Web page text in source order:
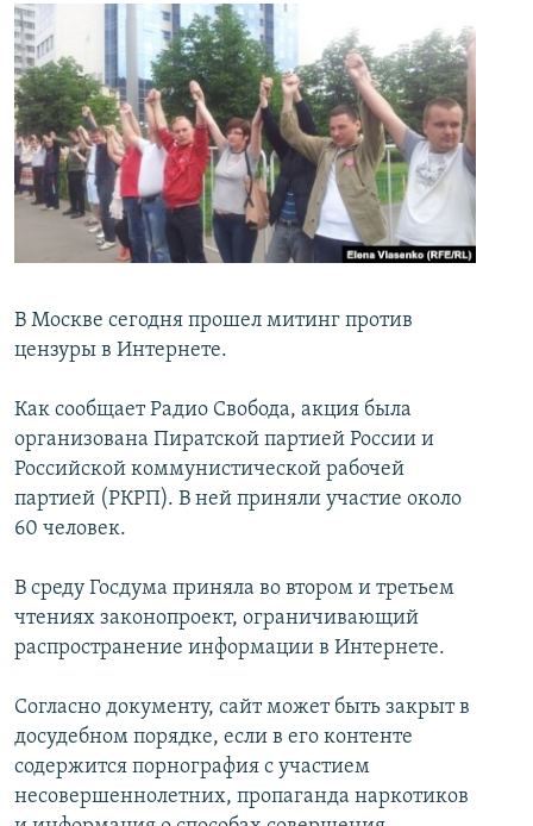
ARAŞDIRMA
MULTIMEDIA
VIDEO
FOTOQALEREYA
İNFOQRAFIKA
KARIKATURA
RADIO ARXIV
OXU ZALI
AZƏRBAYCAN ƏDƏBIYYATI KITABXANASI
İSLAM VƏ DEMOKRATIYA
HAQQIMIZDA
MISSIYAMIZ
PEŞƏ ETIKASI VƏ JURNALISTIKA STANDARTLARIMIZ
AZADLIQRADIOSU MOBIL TELEFONUNUZDA
BIZIMLƏ ƏLAQƏ
XƏBƏR BÜLLETENLƏRIMIZ
BIZI IZLƏ
RFE/RL-in bütün saytları
В Москве сегодня прошел митинг против
цензуры в Интернете.
Как сообщает Радио Свобода, акция была
организована Пиратской партией России и
Российской коммунистической рабочей
партией (РКРП). В ней приняли участие около
60 человек.
В среду Госдума приняла во втором и третьем
чтениях законопроект, ограничивающий
распространение информации в Интернете.
Согласно документу, сайт может быть закрыт в
досудебном порядке, если в его контенте
содержится порнография с участием
несовершеннолетних, пропаганда наркотиков